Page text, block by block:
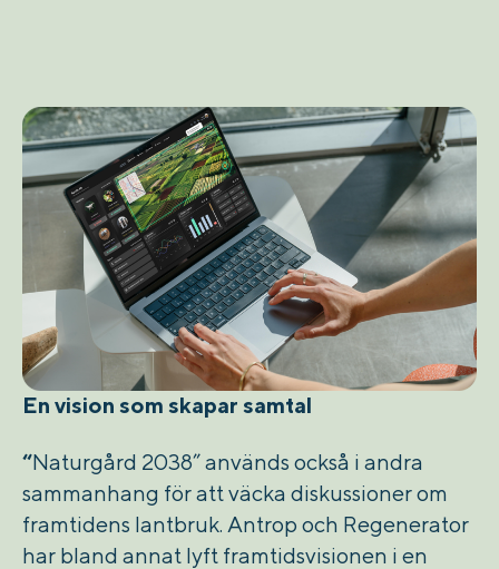
En vision som skapar samtal
“Naturgård 2038” används också i andra
sammanhang för att väcka diskussioner om
framtidens lantbruk. Antrop och Regenerator
har bland annat lyft framtidsvisionen i en